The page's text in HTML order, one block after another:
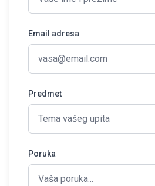
Email adresa
Predmet
Poruka